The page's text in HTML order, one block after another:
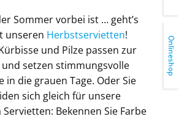
Sommer vorbei ist … geht’s
unseren Herbstservietten!
und Pilze passen zur
und setzen stimmungsvolle
in die grauen Tage. Oder Sie
sich gleich für unsere
Bekennen Sie Farbe
Onlineshop